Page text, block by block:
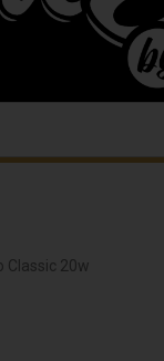
Classic 20w